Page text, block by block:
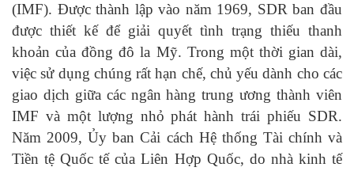
(IMF). Được thành lập vào năm 1969, SDR ban đầu
được thiết kế để giải quyết tình trạng thiếu thanh
khoản của đồng đô la Mỹ. Trong một thời gian dài,
việc sử dụng chúng rất hạn chế, chủ yếu dành cho các
giao dịch giữa các ngân hàng trung ương thành viên
IMF và một lượng nhỏ phát hành trái phiếu SDR.
Năm 2009, Ủy ban Cải cách Hệ thống Tài chính và
Tiền tệ Quốc tế của Liên Hợp Quốc, do nhà kinh tế